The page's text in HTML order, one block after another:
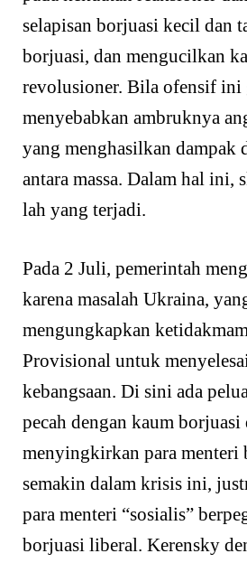
selapisan borjuasi kecil dan
borjuasi, dan mengucilkan
revolusioner. Bila ofensif ini
menyebabkan ambruknya
yang menghasilkan dampak
antara massa. Dalam hal ini,
lah yang terjadi.
Pada 2 Juli, pemerintah
karena masalah Ukraina,
mengungkapkan
Provisional untuk
kebangsaan. Di sini ada
pecah dengan kaum borjuasi
menyingkirkan para menteri
semakin dalam krisis ini,
para menteri “sosialis”
borjuasi liberal. Kerensky